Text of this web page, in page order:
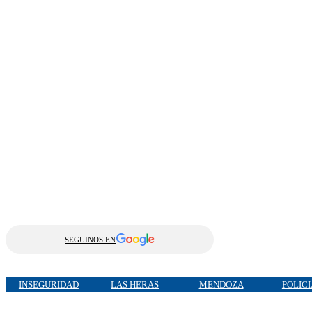
SEGUINOS EN
INSEGURIDAD LAS HERAS MENDOZA